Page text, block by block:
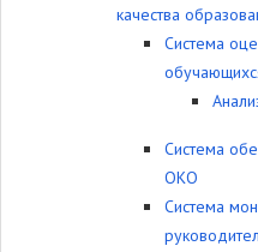
качества
Система
Система
ОКО
Система